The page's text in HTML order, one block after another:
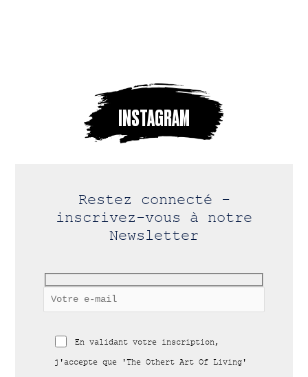
INSTAGRAM
Restez connecté -
inscrivez-vous à notre
Newsletter
En validant votre inscription,
j'accepte que 'The Othert Art Of Living'